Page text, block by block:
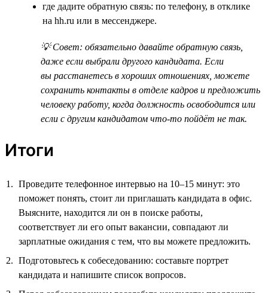
где дадите обратную связь: по телефону, в отклике
на hh.ru или в мессенджере.
💡 Совет: обязательно давайте обратную связь,
даже если выбрали другого кандидата. Если
вы расстанетесь в хороших отношениях, можете
сохранить контакты в отделе кадров и предложить
человеку работу, когда должность освободится или
если с другим кандидатом что-то пойдёт не так.
Итоги
Проведите телефонное интервью на 10–15 минут: это
поможет понять, стоит ли приглашать кандидата в офис.
Выясните, находится ли он в поиске работы,
соответствует ли его опыт вакансии, совпадают ли
зарплатные ожидания с тем, что вы можете предложить.
Подготовьтесь к собеседованию: составьте портрет
кандидата и напишите список вопросов.